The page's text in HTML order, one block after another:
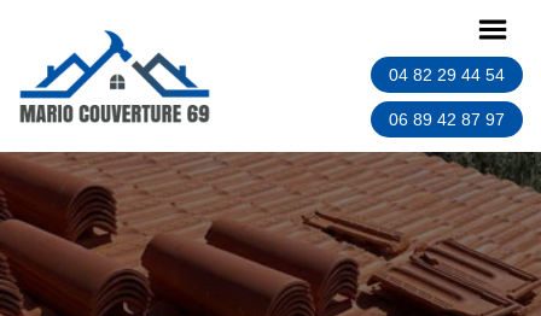
04 82 29 44 54
06 89 42 87 97